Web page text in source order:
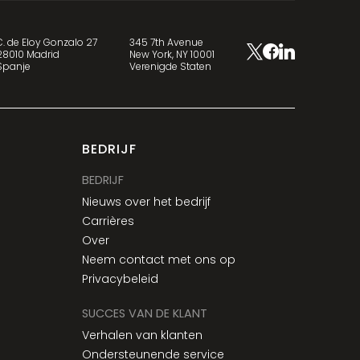
de Eloy Gonzalo 27
Madrid
345 7th Avenue
New York, NY 10001
Verenigde Staten
BEDRIJF
BEDRIJF
Nieuws over het bedrijf
Carrières
Over
Neem contact met ons op
Privacybeleid
SUCCES VAN DE KLANT
Verhalen van klanten
Ondersteunende service